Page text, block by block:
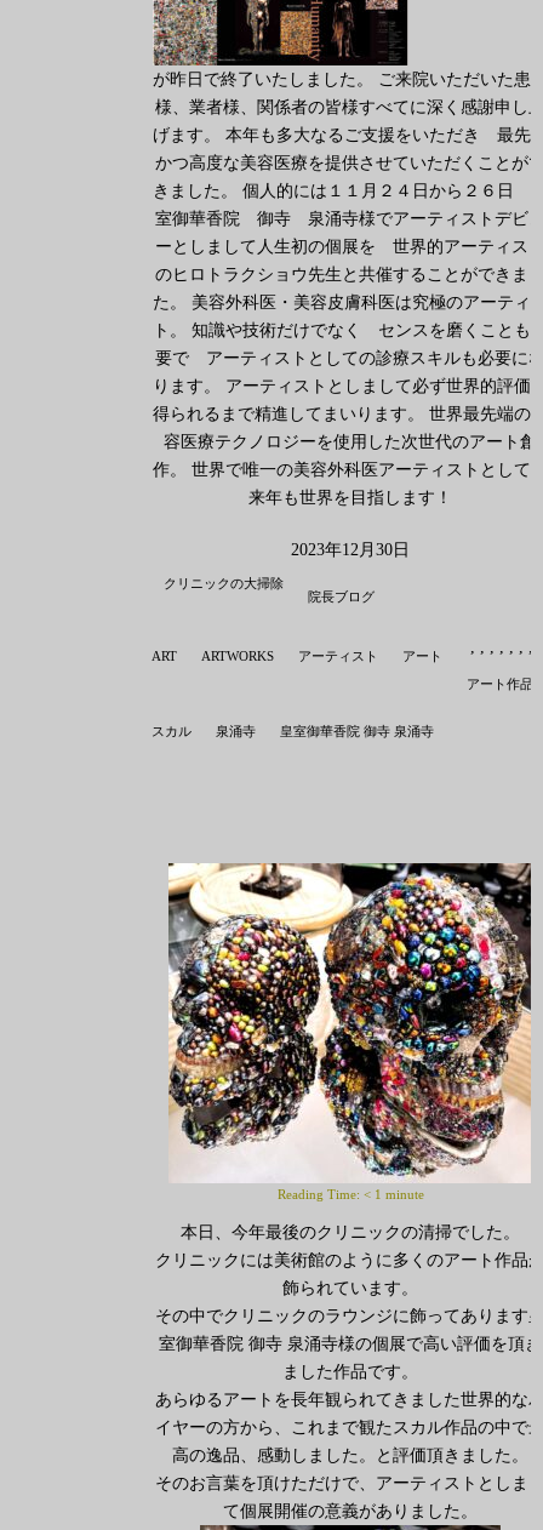
が昨日で終了いたしました。 ご来院いただいた患
様、業者様、関係者の皆様すべてに深く感謝申し
げます。 本年も多大なるご支援をいただき 最先
かつ高度な美容医療を提供させていただくことが
きました。 個人的には１１月２４日から２６日
室御華香院 御寺 泉涌寺様でアーティストデビ
ーとしまして人生初の個展を 世界的アーティス
のヒロトラクショウ先生と共催することができま
た。 美容外科医・美容皮膚科医は究極のアーティ
ト。 知識や技術だけでなく センスを磨くことも
要で アーティストとしての診療スキルも必要に
ります。 アーティストとしまして必ず世界的評価
得られるまで精進してまいります。 世界最先端の
容医療テクノロジーを使用した次世代のアート創
作。 世界で唯一の美容外科医アーティストとして
来年も世界を目指します！
2023年12月30日
クリニックの大掃除
院長ブログ
ART ,
ARTWORKS ,
アーティスト ,
アート ,
アート作品
,
スカル
,
泉涌寺
,
皇室御華香院 御寺 泉涌寺
Reading Time: < 1 minute
本日、今年最後のクリニックの清掃でした。
クリニックには美術館のように多くのアート作品
飾られています。
その中でクリニックのラウンジに飾ってあります
室御華香院 御寺 泉涌寺様の個展で高い評価を頂き
ました作品です。
あらゆるアートを長年観られてきました世界的な
イヤーの方から、これまで観たスカル作品の中で
高の逸品、感動しました。と評価頂きました。
そのお言葉を頂けただけで、アーティストとしま
て個展開催の意義がありました。